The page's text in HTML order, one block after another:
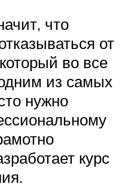
что
от
во все
из самых
нужно
курс